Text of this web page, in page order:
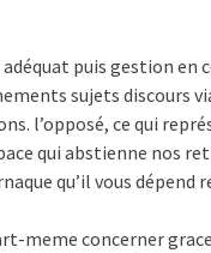
puis gestion
sujets discours
l’opposé, ce qui
qui abstienne nos
qu’il vous dépend
meme concerner